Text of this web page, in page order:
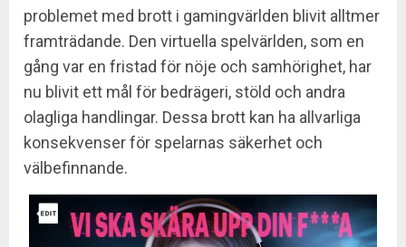
problemet med brott i gamingvärlden blivit alltmer
framträdande. Den virtuella spelvärlden, som en
gång var en fristad för nöje och samhörighet, har
nu blivit ett mål för bedrägeri, stöld och andra
olagliga handlingar. Dessa brott kan ha allvarliga
konsekvenser för spelarnas säkerhet och
välbefinnande.